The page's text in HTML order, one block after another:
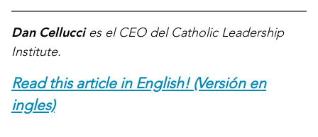
Dan Celluccies el CEO del Catholic Leadership
Institute.
Read this article in English! (Versión en
ingles)